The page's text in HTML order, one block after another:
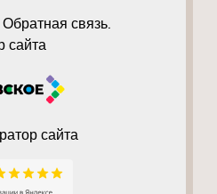
связь.
сайта
сайта